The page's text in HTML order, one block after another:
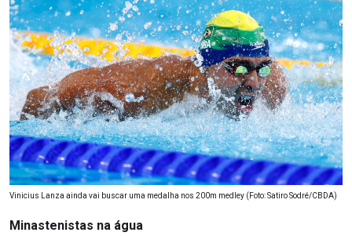
Vinicius Lanza ainda vai buscar uma medalha nos 200m medley (Foto: Satiro Sodré/CBDA)
Minastenistas na água